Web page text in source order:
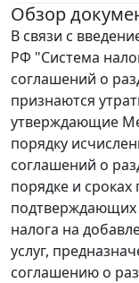
Обзор
В связи с
РФ "Система
соглашений о
признаются
утверждающие
порядку
соглашений о
порядке и сроках
подтверждающих
налога на
услуг,
соглашению о